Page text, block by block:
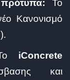
Το
Κανονισμό
iConcrete
και